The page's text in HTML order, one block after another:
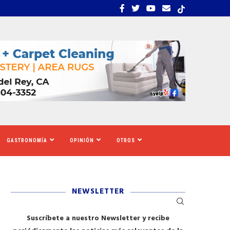
TIGRES DEL NORTE, LILA... LOS SOLICITANTES DE
GASTRONOMÍA OPINIÓN OTROS
NEWSLETTER
Suscríbete a nuestro Newsletter y recibe